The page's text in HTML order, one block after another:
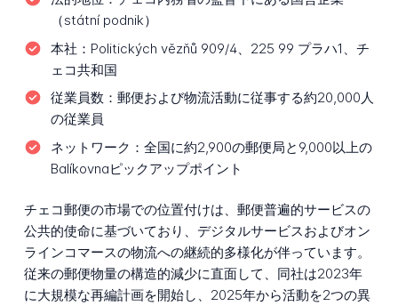
（státní podnik）
本社： Politických vězňů 909/4、225 99 プラハ1、チ
ェコ共和国
従業員数： 郵便および物流活動に従事する約20,000人
の従業員
ネットワーク： 全国に約2,900の郵便局と9,000以上の
Balíkovnaピックアップポイント
チェコ郵便の市場での位置付けは、郵便普遍的サービスの
公共的使命に基づいており、デジタルサービスおよびオン
ラインコマースの物流への継続的多様化が伴っています。
従来の郵便物量の構造的減少に直面して、同社は2023年
に大規模な再編計画を開始し、2025年から活動を2つの異